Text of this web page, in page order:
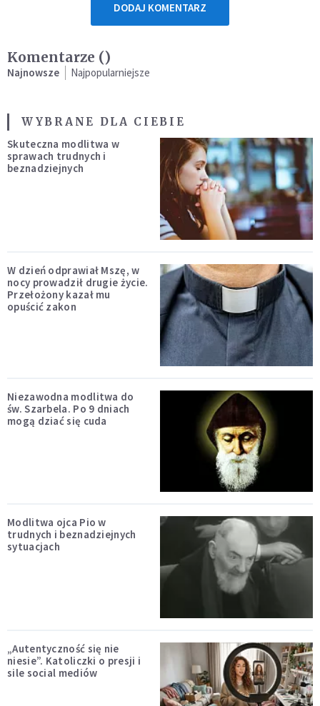
DODAJ KOMENTARZ
Komentarze ()
Najnowsze Najpopularniejsze
WYBRANE DLA CIEBIE
Skuteczna modlitwa w
sprawach trudnych i
beznadziejnych
W dzień odprawiał Mszę, w
nocy prowadził drugie życie.
Przełożony kazał mu
opuścić zakon
Niezawodna modlitwa do
św. Szarbela. Po 9 dniach
mogą dziać się cuda
Modlitwa ojca Pio w
trudnych i beznadziejnych
sytuacjach
„Autentyczność się nie
niesie”. Katoliczki o presji i
sile social mediów